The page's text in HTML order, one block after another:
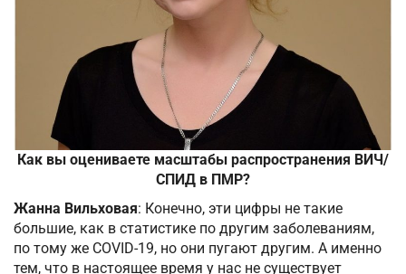
Как вы оцениваете масштабы распространения ВИЧ/
СПИД в ПМР?
Жанна Вильховая: Конечно, эти цифры не такие
большие, как в статистике по другим заболеваниям,
по тому же COVID-19, но они пугают другим. А именно
тем, что в настоящее время у нас не существует